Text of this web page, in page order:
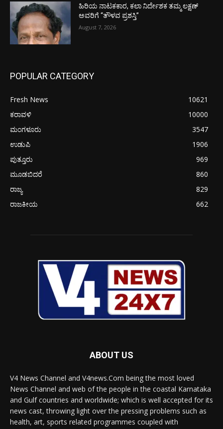
ಹಿರಿಯ ನಾಟಕಕಾರ, ಕಲಾ ನಿರ್ದೇಶಕ ತಮ್ಮ ಲಕ್ಷಣ್
ಅವರಿಗೆ “ತೌಳವ ಪ್ರಶಸ್ತಿ”
August 7, 2026
POPULAR CATEGORY
Fresh News
10621
ಕರಾವಳಿ
10000
ಮಂಗಳೂರು
3547
ಉಡುಪಿ
1906
ಪುತ್ತೂರು
969
ಮೂಡಬಿದರೆ
860
ರಾಜ್ಯ
829
ರಾಜಕೀಯ
662
ABOUT US
V4 News Channel and V4news.Com being the most loved
News Channel and web of the people in the coastal Karnataka
and Gulf countries and worldwide; which is well accepted for its
news cast, throwing light over the pressing problems such as
health, art, sports related programmes coupled with